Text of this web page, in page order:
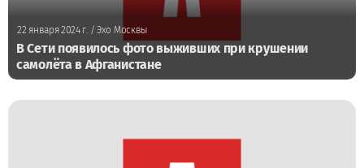
22 января 2024 г./ Эхо Москвы
В Сети появилось фото выживших при крушении
самолёта в Афганистане